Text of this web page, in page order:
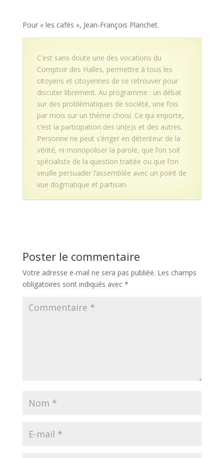
Pour « les cafés », Jean-François Planchet.
C’est sans doute une des vocations du
Comptoir des Halles, permettre à tous les
citoyens et citoyennes de se retrouver pour
discuter librement. Au programme : un débat
sur des problématiques de société, une fois
par mois sur un thème choisi. Ce qui importe,
c’est la participation des un(e)s et des autres.
Personne ne peut s’ériger en détenteur de la
vérité, ni monopoliser la parole, que l’on soit
spécialiste de la question traitée ou que l’on
veuille persuader l’assemblée avec un point de
vue dogmatique et partisan.
Poster le commentaire
Votre adresse e-mail ne sera pas publiée. Les champs
obligatoires sont indiqués avec *